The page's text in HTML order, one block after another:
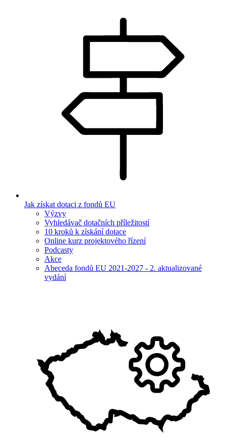
Jak získat dotaci z fondů EU
Výzvy
Vyhledávač dotačních příležitostí
10 kroků k získání dotace
Online kurz projektového řízení
Podcasty
Akce
Abeceda fondů EU 2021-2027 - 2. aktualizované
vydání